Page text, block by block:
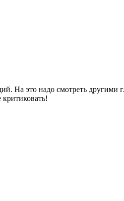
На это надо смотреть другими